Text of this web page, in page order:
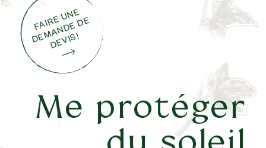
F
AI
R
E
U
N
E
D
E
M
A
N
D
E
D
E
D
E
VI
S!
Me protéger
du soleil